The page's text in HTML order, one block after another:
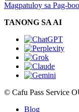
Magpatuloy sa Pag-
TANONG SA AI
© Cafu Pass Service
Blog